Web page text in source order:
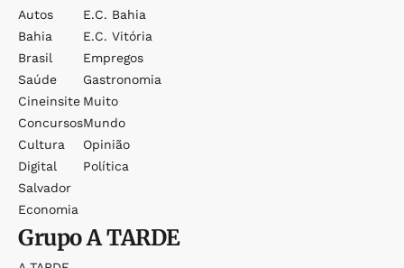
Autos
Bahia
Brasil
Saúde
Cineinsite
Concursos
Cultura
Digital
Salvador
Economia
E.c. Bahia
E.c. Vitória
Empregos
Gastronomia
Muito
Mundo
Opinião
Política
GrupoA TARDE